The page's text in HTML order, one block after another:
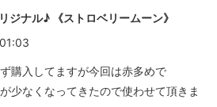
ジナル♪ 《ストロベリームーン》
購入してますが今回は赤多めで
少なくなってきたので使わせて頂きま